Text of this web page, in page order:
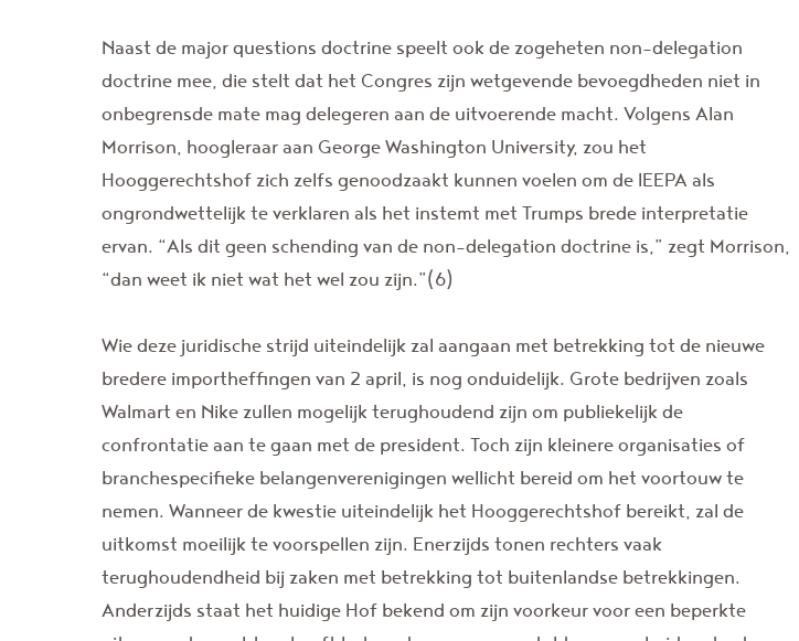
Naast de major questions doctrine speelt ook de zogeheten non-delegation
doctrine mee, die stelt dat het Congres zijn wetgevende bevoegdheden niet in
onbegrensde mate mag delegeren aan de uitvoerende macht. Volgens Alan
Morrison, hoogleraar aan George Washington University, zou het
Hooggerechtshof zich zelfs genoodzaakt kunnen voelen om de IEEPA als
ongrondwettelijk te verklaren als het instemt met Trumps brede interpretatie
ervan. “Als dit geen schending van de non-delegation doctrine is,” zegt Morrison,
“dan weet ik niet wat het wel zou zijn.”(6)
Wie deze juridische strijd uiteindelijk zal aangaan met betrekking tot de nieuwe
bredere importheffingen van 2 april, is nog onduidelijk. Grote bedrijven zoals
Walmart en Nike zullen mogelijk terughoudend zijn om publiekelijk de
confrontatie aan te gaan met de president. Toch zijn kleinere organisaties of
branchespecifieke belangenverenigingen wellicht bereid om het voortouw te
nemen. Wanneer de kwestie uiteindelijk het Hooggerechtshof bereikt, zal de
uitkomst moeilijk te voorspellen zijn. Enerzijds tonen rechters vaak
terughoudendheid bij zaken met betrekking tot buitenlandse betrekkingen.
Anderzijds staat het huidige Hof bekend om zijn voorkeur voor een beperkte